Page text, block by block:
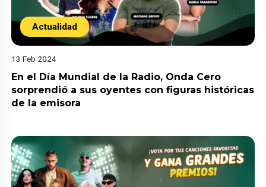
Actualidad
13 Feb 2024
En el Día Mundial de la Radio, Onda Cero
sorprendió a sus oyentes con figuras históricas
de la emisora